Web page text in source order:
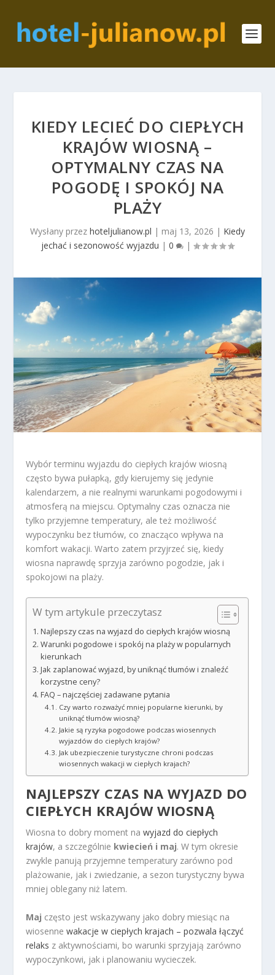
KIEDY LECIEĆ DO CIEPŁYCH
KRAJÓW WIOSNĄ –
OPTYMALNY CZAS NA
POGODĘ I SPOKÓJ NA
PLAŻY
Wysłany przez hoteljulianow.pl | maj 13, 2026 | Kiedy
jechać i sezonowość wyjazdu | 0 |
Wybór terminu wyjazdu do ciepłych krajów wiosną
często bywa pułapką, gdy kierujemy się jedynie
kalendarzem, a nie realnymi warunkami pogodowymi i
atmosferą na miejscu. Optymalny czas oznacza nie
tylko przyjemne temperatury, ale też możliwość
wypoczynku bez tłumów, co znacząco wpływa na
komfort wakacji. Warto zatem przyjrzeć się, kiedy
wiosna naprawdę sprzyja zarówno pogodzie, jak i
spokojowi na plaży.
W tym artykule przeczytasz
Najlepszy czas na wyjazd do ciepłych krajów wiosną
Warunki pogodowe i spokój na plaży w popularnych
kierunkach
Jak zaplanować wyjazd, by uniknąć tłumów i znaleźć
korzystne ceny?
FAQ – najczęściej zadawane pytania
Czy warto rozważyć mniej popularne kierunki, by
uniknąć tłumów wiosną?
Jakie są ryzyka pogodowe podczas wiosennych
wyjazdów do ciepłych krajów?
Jak ubezpieczenie turystyczne chroni podczas
wiosennych wakacji w ciepłych krajach?
NAJLEPSZY CZAS NA WYJAZD DO
CIEPŁYCH KRAJÓWWIOSNĄ
Wiosna to dobry moment nawyjazd do ciepłych
krajów, a szczególnie kwiecień i maj. W tym okresie
zwykle panują przyjemne temperatury zarówno pod
plażowanie, jak i zwiedzanie, a sezon turystyczny bywa
mniej oblegany niż latem.
Maj często jest wskazywany jako dobry miesiąc na
wiosennewakacje w ciepłych krajach – pozwala łączyć
relaks z aktywnościami, bo warunki sprzyjają zarówno
wypoczynkowi, jak i planowaniu wycieczek.